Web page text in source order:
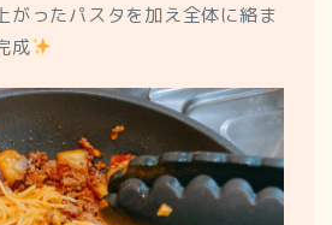
ったパスタを加え全体に絡ま
成